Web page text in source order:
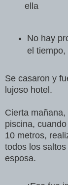
ella
No hay
el tiempo,
Se casaron y
lujoso hotel.
Cierta
piscina,
10 metros,
todos los
esposa.